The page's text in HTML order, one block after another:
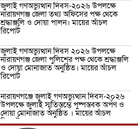
জুলাই গণঅভ্যুত্থান দিবস-২০২৬ উপলক্ষে
নারায়ণগঞ্জ জেলা তথ্য অফিসের পক্ষ থেকে
শ্রদ্ধাঞ্জলি ও দোয়া পালন। মায়ের আঁচল
রিপোর্ট
জুলাই গণঅভ্যুত্থান দিবস ২০২৬ উপলক্ষে
নারায়ণগঞ্জ জেলা পুলিশের পক্ষ থেকে শ্রদ্ধাঞ্জলি
ও দোয়া মোনাজাত অনুষ্ঠিত। মায়ের আঁচল
রিপোর্ট
নারায়ণগঞ্জে জুলাই গণঅভ্যুত্থান দিবস-২০২৬
উপলক্ষে জুলাই স্মৃতিস্তম্ভে পুষ্পস্তবক অর্পণ ও
দোয়া মোনাজাত অনুষ্ঠিত । মায়ের আঁচল
রিপোর্ট